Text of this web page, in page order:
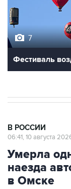
7
Фестиваль
В РОССИИ
06:41, 10 августа
Умерла
наезда
в Омске